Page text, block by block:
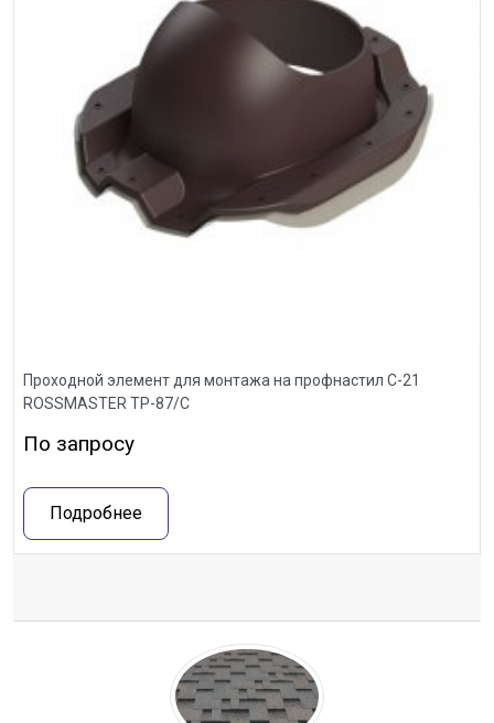
Проходной элемент для монтажа на профнастил С-21
ROSSMASTER ТР-87/С
По запросу
Подробнее